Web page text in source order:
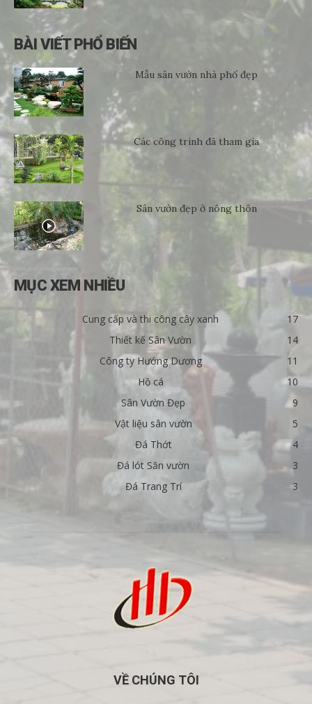
BÀI VIẾT PHỔ BIẾN
Mẫu sân vườn nhà phố đẹp
Các công trình đã tham gia
Sân vườn đẹp ở nông thôn
MỤC XEM NHIỀU
Cung cấp và thi công cây xanh
17
Thiết kế Sân Vườn
14
Công ty Hướng Dương
11
Hồ cá
10
Sân Vườn Đẹp
9
Vật liệu sân vườn
5
Đá Thớt
4
Đá lót Săn vườn
3
Đá Trang Trí
3
VỀ CHÚNG TÔI